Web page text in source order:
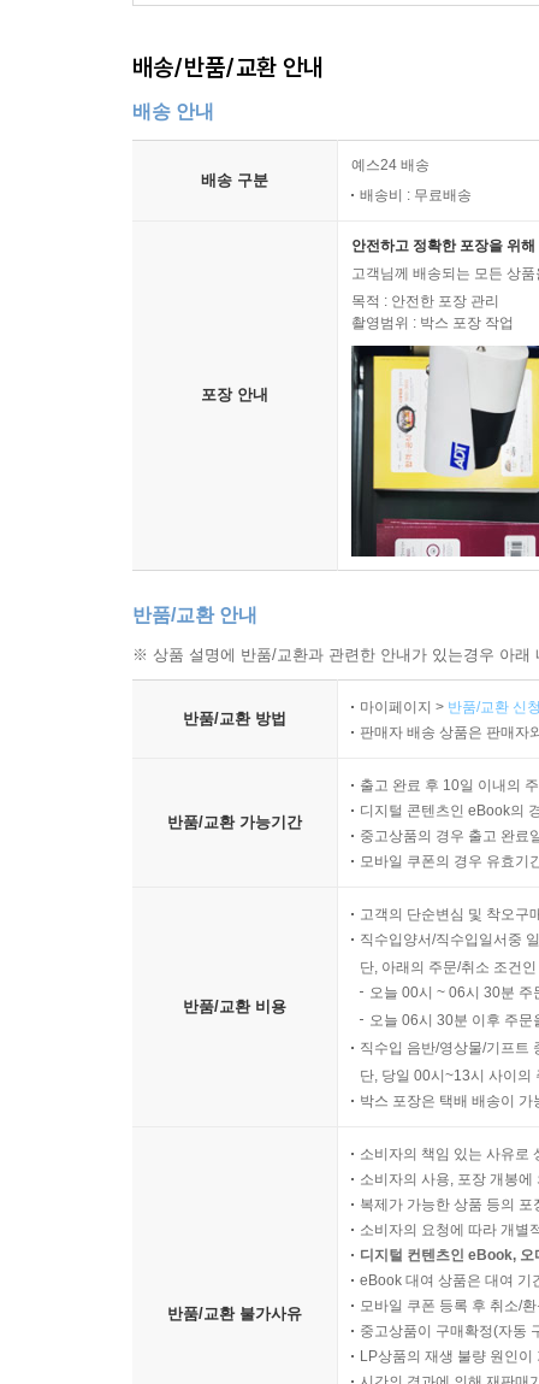
배송/반품/교환 안내
배송 안내
배송 구분
예스24 배송
배송비 : 무료배송
포장 안내
안전하고 정확한 포장을 위
고객님께 배송되는 모든 상
목적 : 안전한 포장 관리
촬영범위 : 박스 포장 작업
반품/교환 안내
※ 상품 설명에 반품/교환과 관련한 안내가 있는경우 아
반품/교환 방법
마이페이지 > 반품/교환 신
판매자 배송 상품은 판매자
반품/교환 가능기간
출고 완료 후 10일 이내의
디지털 콘텐츠인 eBook의
중고상품의 경우 출고 완료
모바일 쿠폰의 경우 유효기
반품/교환 비용
고객의 단순변심 및 착오구
직수입양서/직수입일서중
단, 아래의 주문/취소 조건
오늘 00시 ~ 06시 30분
오늘 06시 30분 이후 주
직수입 음반/영상물/기프트
단, 당일 00시~13시 사이의
박스 포장은 택배 배송이
반품/교환 불가사유
소비자의 책임 있는 사유로
소비자의 사용, 포장 개봉
복제가 가능한 상품 등의
소비자의 요청에 따라 개별
디지털 컨텐츠인 eBook,
eBook 대여 상품은 대여 기
모바일 쿠폰 등록 후 취소/
중고상품이 구매확정(자동
LP상품의 재생 불량 원인